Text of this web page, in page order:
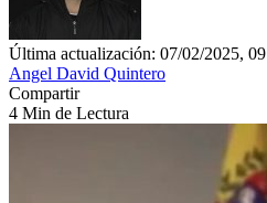
Última actualización: 07/02/2025, 09
Angel David Quintero
Compartir
4 Min de Lectura